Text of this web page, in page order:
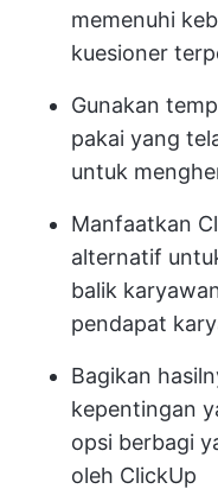
memenuhi
kuesioner
Gunakan
pakai yang
untuk
Manfaatkan
alternatif
balik
pendapat
Bagikan
kepentingan
opsi berbagi
oleh ClickUp